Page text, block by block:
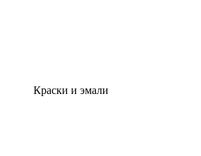
Краски и эмали